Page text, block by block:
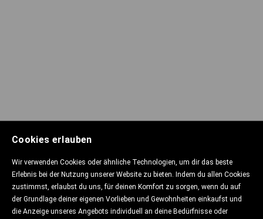
Cookies erlauben
Wir verwenden Cookies oder ähnliche Technologien, um dir das beste
Erlebnis bei der Nutzung unserer Website zu bieten. Indem du allen Cookies
zustimmst, erlaubst du uns, für deinen Komfort zu sorgen, wenn du auf
der Grundlage deiner eigenen Vorlieben und Gewohnheiten einkaufst und
die Anzeige unseres Angebots individuell an deine Bedürfnisse oder